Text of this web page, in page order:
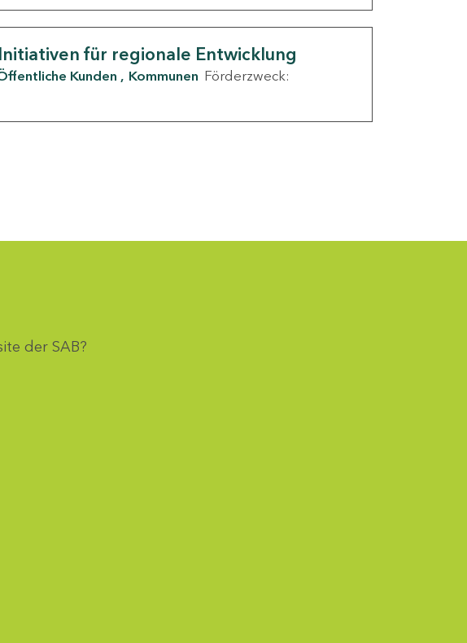
für regionale Entwicklung
Kunden Kommunen Förderzweck:
der SAB?